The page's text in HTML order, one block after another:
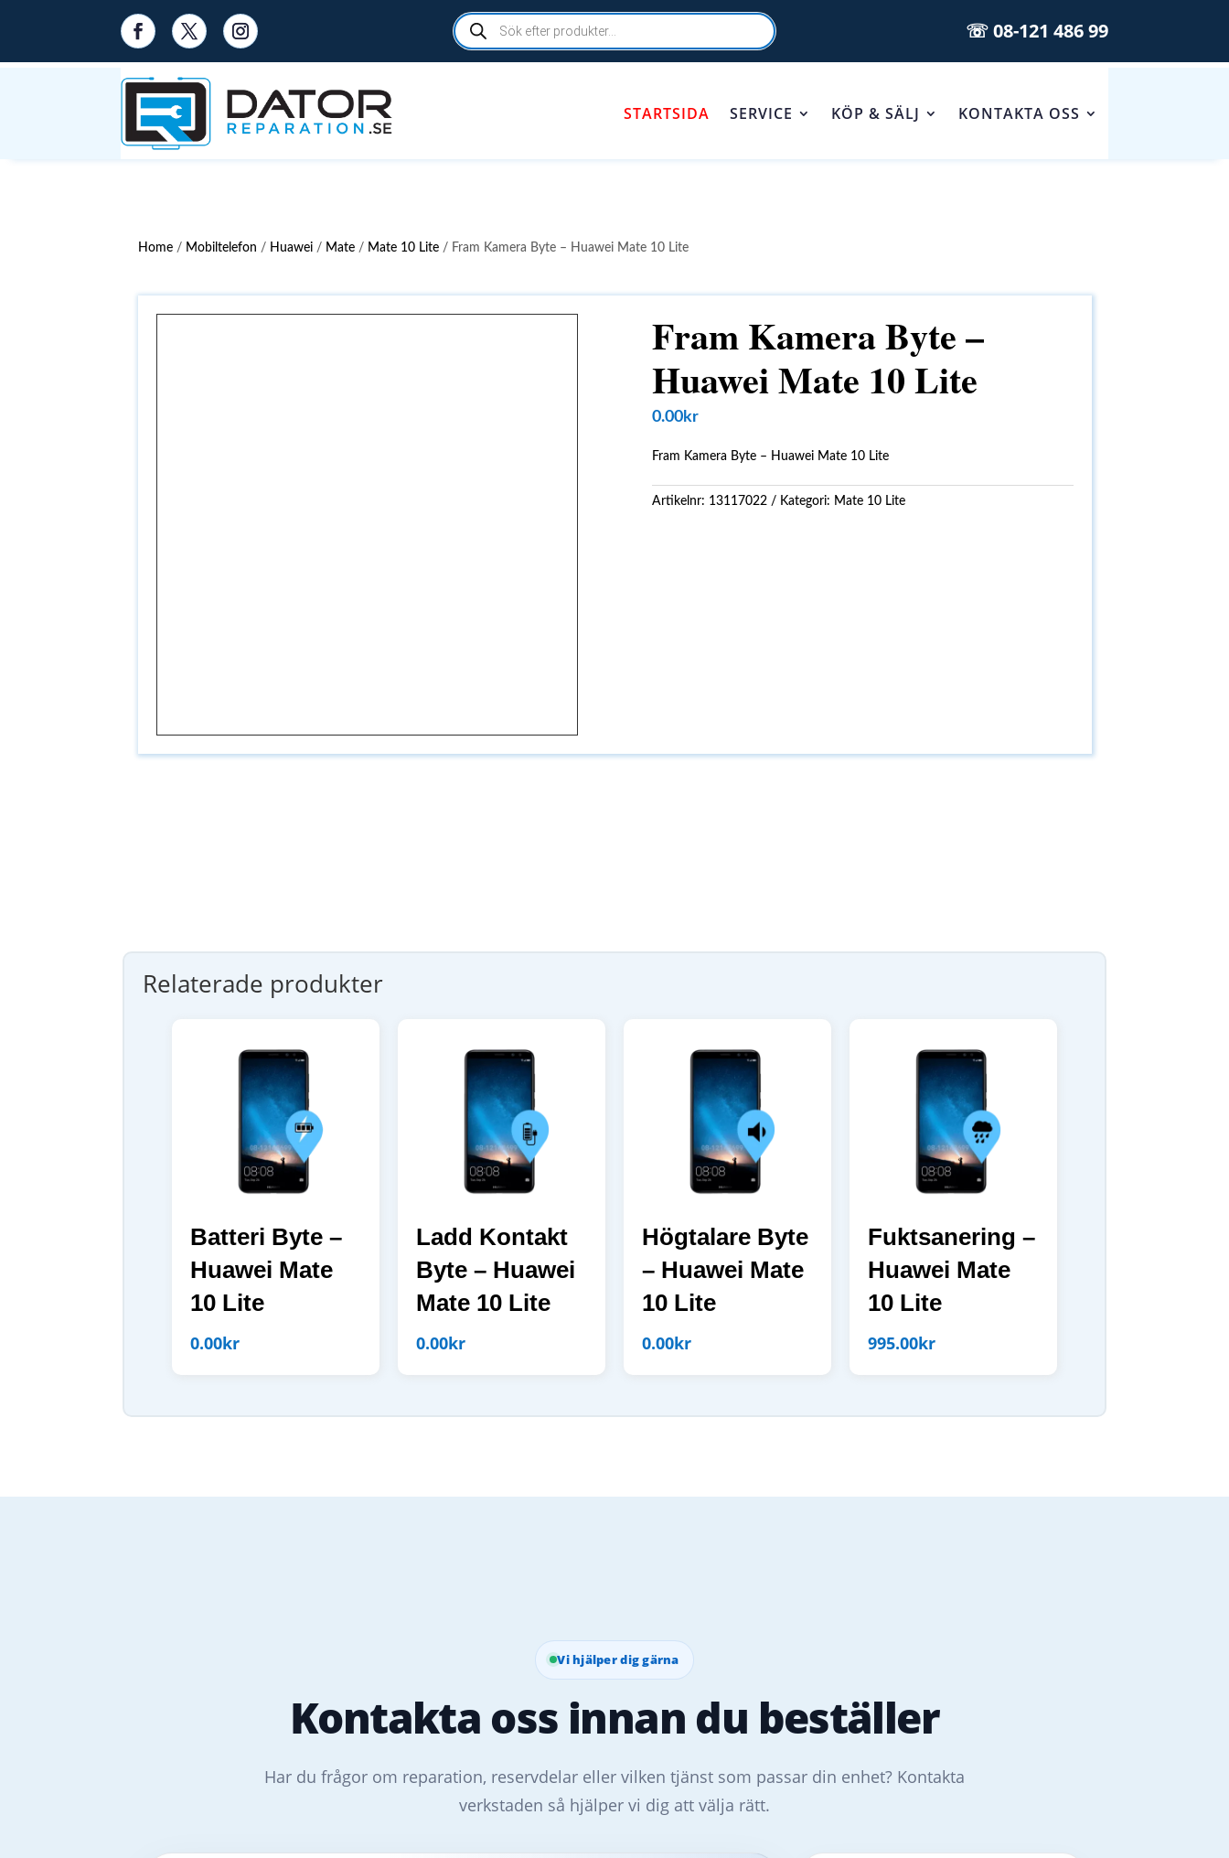
Products
search ☏ 08-121 486 99
STARTSIDA SERVICE KÖP & SÄLJ KONTAKTA OSS
Home / Mobiltelefon / Huawei / Mate / Mate 10 Lite / Fram Kamera Byte – Huawei Mate 10 Lite
Fram Kamera Byte –
Huawei Mate 10 Lite
0.00kr
Fram Kamera Byte – Huawei Mate 10 Lite
Artikelnr: 13117022 Kategori: Mate 10 Lite
Relaterade produkter
Batteri Byte –
Huawei Mate
10 Lite
0.00kr
Ladd Kontakt
Byte – Huawei
Mate 10 Lite
0.00kr
Högtalare Byte
– Huawei Mate
10 Lite
0.00kr
Fuktsanering –
Huawei Mate
10 Lite
995.00kr
Vi hjälper dig gärna
Kontakta oss innan du beställer
Har du frågor om reparation, reservdelar eller vilken tjänst som passar din enhet? Kontakta
verkstaden så hjälper vi dig att välja rätt.